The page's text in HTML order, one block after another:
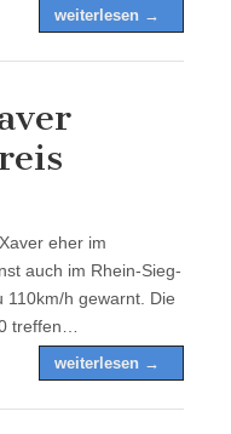
weiterlesen →
eher im
auch im Rhein-Sieg-
110km/h gewarnt. Die
treffen…
weiterlesen →